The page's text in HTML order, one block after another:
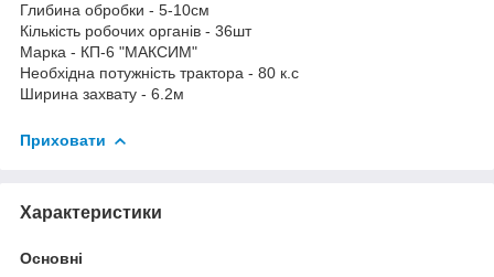
Глибина обробки - 5-10см
Кількість робочих органів - 36шт
Марка - КП-6 "МАКСИМ"
Необхідна потужність трактора - 80 к.с
Ширина захвату - 6.2м
Приховати
Характеристики
Основні